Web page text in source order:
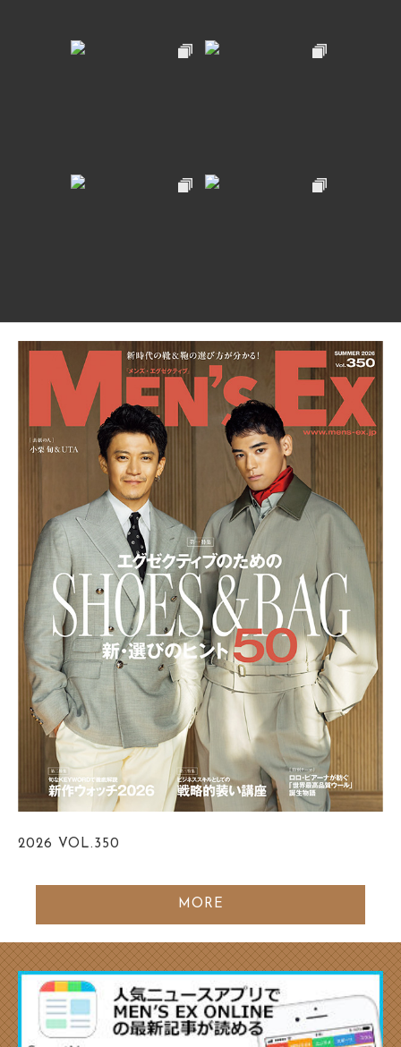
2026 VOL.350
MORE